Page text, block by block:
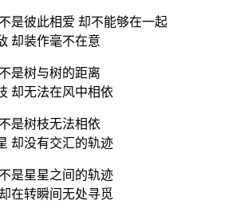
是彼此相爱 却不能够在一起
却装作毫不在意
是树与树的距离
却无法在风中相依
是树枝无法相依
却没有交汇的轨迹
是星星之间的轨迹
在转瞬间无处寻觅